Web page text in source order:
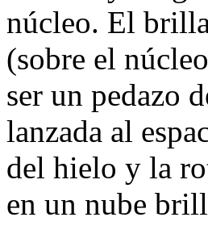
núcleo. El
(sobre el
ser un pedazo
lanzada al
del hielo y la
en un nube